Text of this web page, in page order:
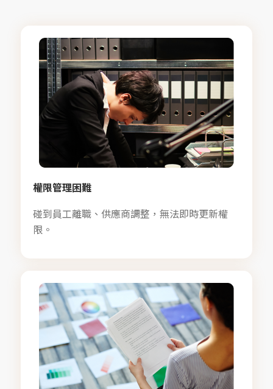
權限管理困難
碰到員工離職、供應商調整，無法即時更新權
限。